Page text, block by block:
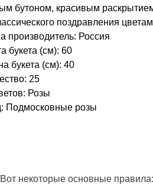
бутоном, красивым
поздравления
производитель: Россия
букета (см): 60
букета (см): 40
25
Розы
Подмосковные розы
некоторые основные правила: